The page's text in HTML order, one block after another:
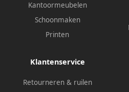
Kantoormeubelen
Schoonmaken
Printen
Klantenservice
Retourneren & ruilen